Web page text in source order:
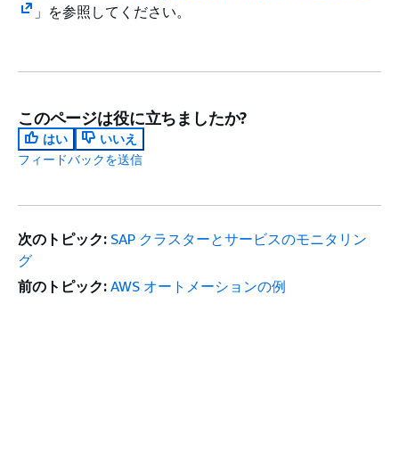
」を参照してください。
このページは役に立ちましたか?
はい
いいえ
フィードバックを送信
次のトピック: SAP クラスターとサービスのモニタリン
グ
前のトピック: AWS オートメーションの例